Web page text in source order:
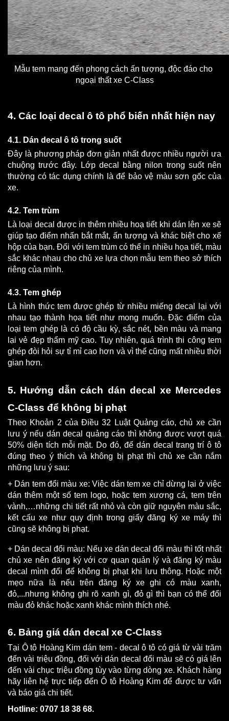
Mẫu tem mang đến phong cách ấn tượng, độc đáo cho
ngoại thất xe C-Class
4. Các loại decal ô tô phổ biến nhất hiện nay
4.1. Dán decal ô tô trong suốt
Đây là phương pháp đơn giản nhất được nhiều người ưa
chuộng trước đây. Lớp decal bằng nilon trong suốt nên
thường có tác dụng chính là để bảo vệ màu sơn gốc của
xe.
4.2. Tem trùm
Là loại decal được in thêm nhiều hoạ tiết khi dán lên xe sẽ
giúp tạo điểm nhấn bắt mắt, ấn tượng và khác biệt cho xế
hộp của bạn. Đối với tem trùm có thể in nhiều họa tiết, màu
sắc khác nhau cho chủ xe lựa chọn mẫu tem theo sở thích
riêng của mình.
4.3. Tem ghép
Là hình thức tem được ghép từ nhiều miếng decal lại với
nhau tạo thành họa tiết như mong muốn. Đặc điểm của
loại tem ghép là có độ cầu kỳ, sắc nét, bền màu và mang
lại vẻ đẹp thẩm mỹ cao. Tuy nhiên, quá trình thi công tem
ghép đòi hỏi sự tỉ mỉ cao hơn và vì thế cũng mất nhiều thời
gian hơn.
5. Hướng dẫn cách dán decal xe Mercedes
C-Class để không bị phạt
Theo Khoản 2 của Điều 32 Luật Quảng cáo, chủ xe cần
lưu ý nếu dán decal quảng cáo thì không được vượt quá
50% diện tích mỗi mặt. Do đó, để dán decal trang trí ô tô
đúng theo ý thích và không bị phạt thì chủ xe cần nắm
những lưu ý sau:
+ Dán tem đổi màu xe: Việc dán tem xe chỉ dừng lại ở việc
dán thêm một số tem logo, hoặc tem xương cá, tem trên
vành,…những chi tiết rất nhỏ và còn giữ nguyên màu sắc,
kết cấu xe như quy định trong giấy đăng ký xe máy thì
cũng sẽ không bị phạt.
+ Dán decal đổi màu: Nếu xe dán decal đổi màu thì tốt nhất
chủ xe nên đăng ký với cơ quan quản lý và đăng ký màu
decal mình đổi để không bị phạt khi lưu thông. Hoặc một
mẹo nữa là nếu trên đăng ký xe ghi có màu xanh,
đỏ,...nhưng không ghi rõ xanh gì, đỏ gì thì bạn có thể đổi
màu đỏ khác hoặc xanh khác mình thích nhé.
6. Bảng giá dán decal xe C-Class
Tại Ô tô Hoàng Kim dán tem - decal ô tô có giá từ vài trăm
đến vài triệu đồng, đối với dán decal đổi màu sẽ có giá lên
đến vài chục triệu đồng tùy vào từng dòng xe. Khách hàng
hãy liên hệ trực tiếp đến Ô tô Hoàng Kim để được tư vấn
và báo giá chi tiết.
Hotline: 0707 18 38 68.